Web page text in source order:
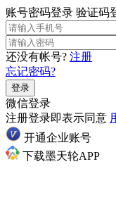
账号密码登录 验证码
还没有帐号? 注册
忘记密码?
登录
微信登录
注册登录即表示同意
开通企业账号
下载墨天轮APP